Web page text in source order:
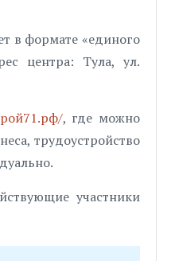
в формате «единого
центра: Тула, ул.
, где можно
трудоустройство
участники